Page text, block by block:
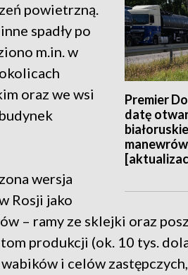
Premier
datę
powietrzną.
spadły po
m.in. w
oraz we wsi
wersja
Rosji jako
– ramy ze sklejki oraz
produkcji (ok. 10 tys.
i celów